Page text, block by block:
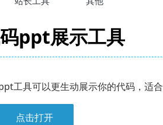
ppt展示工具
工具可以更生动展示你的代码，适合
点击打开